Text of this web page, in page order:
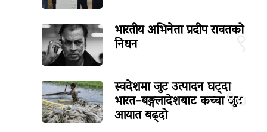
९
भारतीय अभिनेता प्रदीप रावतको
निधन
१०
स्वदेशमा जुट उत्पादन घट्दा
भारत–बङ्गलादेशबाट कच्चा जुट
आयात बढ्दो